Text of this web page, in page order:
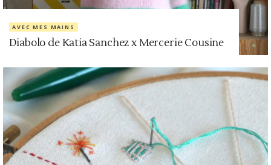
AVEC MES MAINS
Diabolo de Katia Sanchez x Mercerie Cousine